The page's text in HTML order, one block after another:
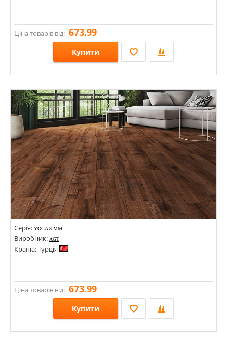
Ціна товарів від: 673.99
Купити
Розміри: 1200х191х8;
Стилі:
Кольори:
Серія: YOGA 8 MM
Виробник: AGT
Країна: Турція
Ціна товарів від: 673.99
Купити